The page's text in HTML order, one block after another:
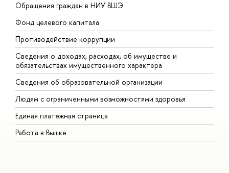
Обращения граждан в НИУ ВШЭ
Фонд целевого капитала
Противодействие коррупции
Сведения о доходах, расходах, об имуществе и
обязательствах имущественного характера
Сведения об образовательной организации
Людям с ограниченными возможностями здоровья
Единая платежная страница
Работа в Вышке